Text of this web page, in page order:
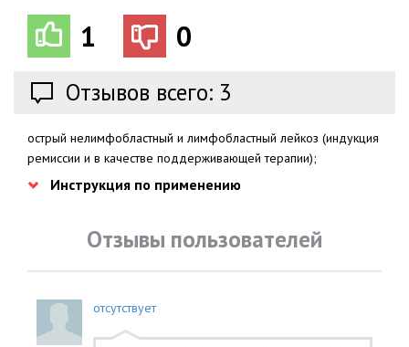
1 0
Отзывов всего: 3
острый нелимфобластный и лимфобластный лейкоз (индукция
ремиссии и в качестве поддерживающей терапии);
Инструкция по применению
Отзывы пользователей
отсутствует